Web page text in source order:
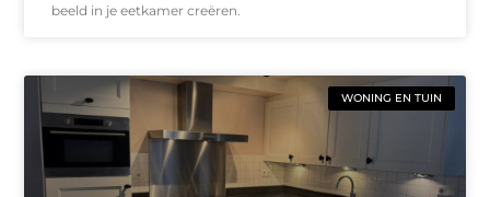
beeld in je eetkamer creëren.
WONING EN TUIN